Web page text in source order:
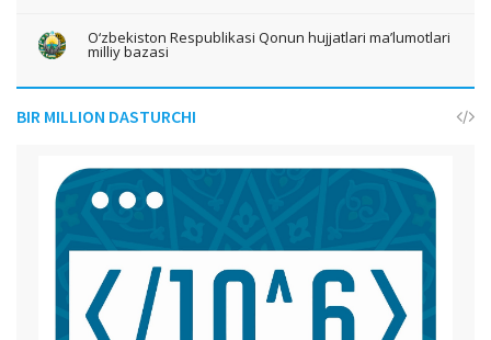
O‘zbekiston Respublikasi Qonun hujjatlari ma’lumotlari
milliy bazasi
BIR MILLION DASTURCHI